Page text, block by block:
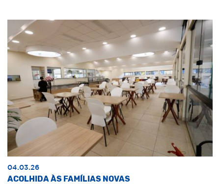
04.03.26
ACOLHIDA ÀS FAMÍLIAS NOVAS